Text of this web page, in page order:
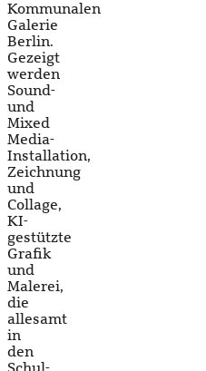
Kommunalen
Galerie
Berlin.
Gezeigt
werden
Sound-
und
Mixed
Media-
Installation,
Zeichnung
und
Collage,
KI-
gestützte
Grafik
und
Malerei,
die
allesamt
in
den